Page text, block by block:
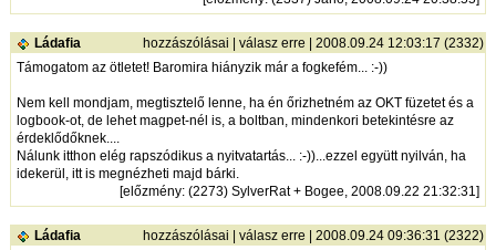
Ládafia hozzászólásai |válasz erre | 2008.09.24 12:03:17 (2332)
Támogatom az ötletet! Baromira hiányzik már a fogkefém... :-))
Nem kell mondjam, megtisztelő lenne, ha én őrizhetném az OKT füzetet és a
logbook-ot, de lehet magpet-nél is, a boltban, mindenkori betekintésre az
érdeklődőknek....
Nálunk itthon elég rapszódikus a nyitvatartás... :-))...ezzel együtt nyilván, ha
idekerül, itt is megnézheti majd bárki.
[előzmény: (2273) SylverRat + Bogee, 2008.09.22 21:32:31]
Ládafia hozzászólásai |válasz erre | 2008.09.24 09:36:31 (2322)